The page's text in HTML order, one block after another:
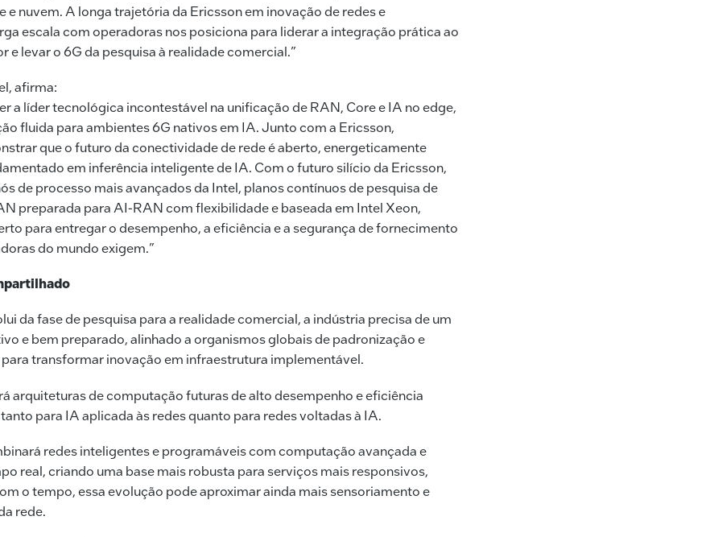
e nuvem. A longa trajetória da Ericsson em inovação de redes e
escala com operadoras nos posiciona para liderar a integração prática ao
e levar o 6G da pesquisa à realidade comercial.”
afirma:
a líder tecnológica incontestável na unificação de RAN, Core e IA no edge,
fluida para ambientes 6G nativos em IA. Junto com a Ericsson,
que o futuro da conectividade de rede é aberto, energeticamente
em inferência inteligente de IA. Com o futuro silício da Ericsson,
de processo mais avançados da Intel, planos contínuos de pesquisa de
preparada para AI-RAN com flexibilidade e baseada em Intel Xeon,
para entregar o desempenho, a eficiência e a segurança de fornecimento
do mundo exigem.”
da fase de pesquisa para a realidade comercial, a indústria precisa de um
e bem preparado, alinhado a organismos globais de padronização e
transformar inovação em infraestrutura implementável.
arquiteturas de computação futuras de alto desempenho e eficiência
para IA aplicada às redes quanto para redes voltadas à IA.
redes inteligentes e programáveis com computação avançada e
real, criando uma base mais robusta para serviços mais responsivos,
o tempo, essa evolução pode aproximar ainda mais sensoriamento e
rede.